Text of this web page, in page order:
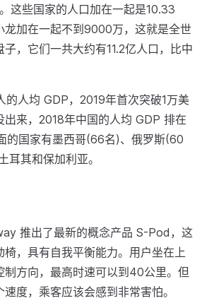
这些国家的人口加在一起是10.33
龙加在一起不到9000万，这就是全世
，它们一共大约有11.2亿人口，比中
的人均 GDP，2019年首次突破1万美
出来，2018年中国的人均 GDP 排在
的国家有墨西哥(66名)、俄罗斯(60
耳其和保加利亚。
推出了最新的概念产品 S-Pod，这
椅，具有自我平衡能力。用户坐在上
制方向，最高时速可以到40公里。但
度，乘客应该会感到非常害怕。